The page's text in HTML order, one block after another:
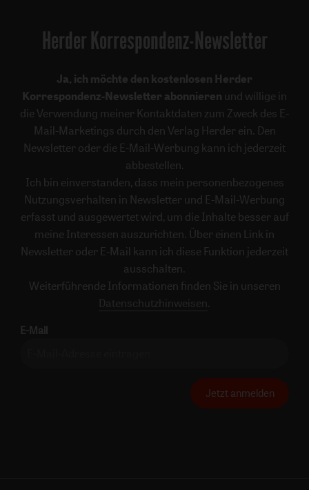
Herder Korrespondenz-Newsletter
Ja, ich möchte den kostenlosen Herder
Korrespondenz-Newsletter abonnieren und willige in
die Verwendung meiner Kontaktdaten zum Zweck des E-
Mail-Marketings durch den Verlag Herder ein. Den
Newsletter oder die E-Mail-Werbung kann ich jederzeit
abbestellen.
Ich bin einverstanden, dass mein personenbezogenes
Nutzungsverhalten in Newsletter und E-Mail-Werbung
erfasst und ausgewertet wird, um die Inhalte besser auf
meine Interessen auszurichten. Über einen Link in
Newsletter oder E-Mail kann ich diese Funktion jederzeit
ausschalten.
Weiterführende Informationen finden Sie in unseren
Datenschutzhinweisen .
E-Mail
Jetzt anmelden